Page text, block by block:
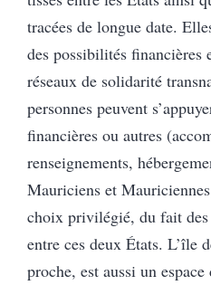
tracées de longue date.
des possibilités financières
réseaux de solidarité
personnes peuvent
financières ou autres
renseignements,
Mauriciens et
choix privilégié, du fait des
entre ces deux États. L’île
proche, est aussi un